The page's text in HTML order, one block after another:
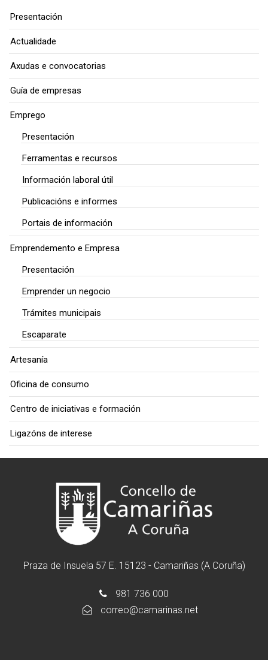
Presentación
Actualidade
Axudas e convocatorias
Guía de empresas
Emprego
Presentación
Ferramentas e recursos
Información laboral útil
Publicacións e informes
Portais de información
Emprendemento e Empresa
Presentación
Emprender un negocio
Trámites municipais
Escaparate
Artesanía
Oficina de consumo
Centro de iniciativas e formación
Ligazóns de interese
Praza de Insuela 57 E. 15123 - Camariñas (A Coruña)
981 736 000
correo@camarinas.net